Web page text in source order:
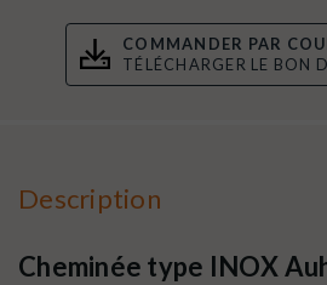
COMMANDER PAR
TÉLÉCHARGER LE BON
Description
Cheminée type INOX